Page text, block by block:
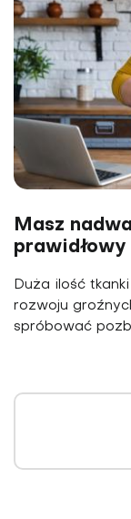
Masz
Duża ilość
rozwoju
spróbować